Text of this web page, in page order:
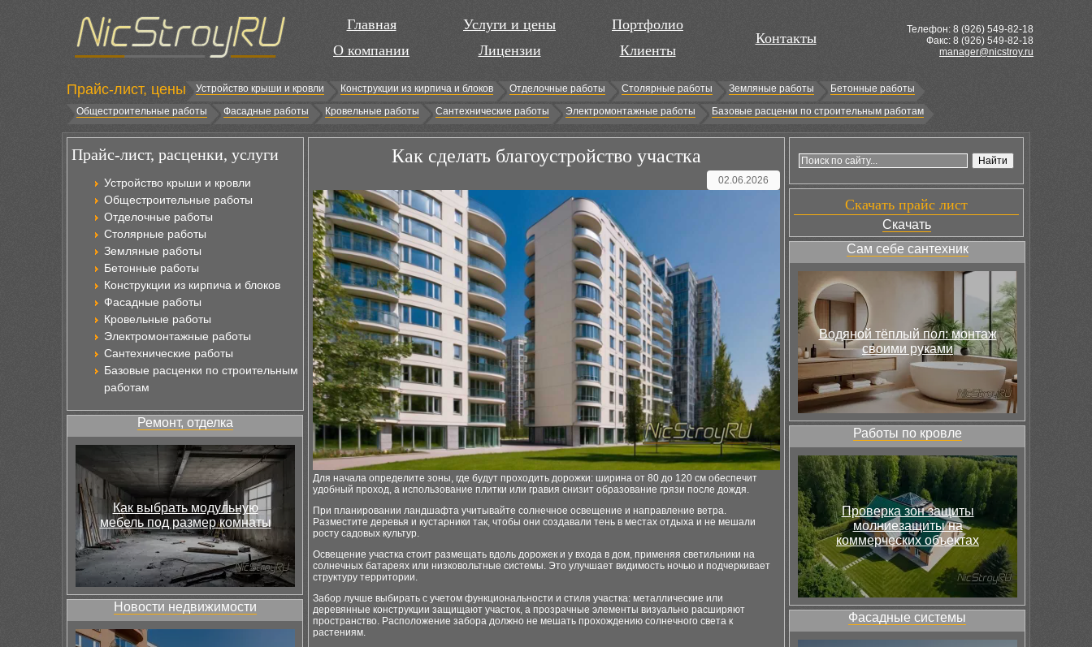
Главная
О компании
Услуги и цены
Лицензии
Портфолио
Клиенты
Контакты
Телефон: 8 (926) 549-82-18
Факс: 8 (926) 549-82-18
manager@nicstroy.ru
Прайс-лист, цены Устройство крыши и кровли Конструкции из кирпича и блоков Отделочные работы Столярные работы Земляные работы
Бетонные работы
Общестроительные работы
Фасадные работы Кровельные работы Сантехнические работы Электромонтажные работы Базовые расценки по строительным работам
Прайс-лист, расценки, услуги
Устройство крыши и кровли
Общестроительные работы
Отделочные работы
Столярные работы
Земляные работы
Бетонные работы
Конструкции из кирпича и блоков
Фасадные работы
Кровельные работы
Электромонтажные работы
Сантехнические работы
Базовые расценки по строительным
работам
Ремонт, отделка
Как выбрать модульную
мебель под размер комнаты
Новости недвижимости
Как сделать благоустройство участка
02.06.2026
Для начала определите зоны, где будут проходить дорожки: ширина от 80 до 120 см обеспечит
удобный проход, а использование плитки или гравия снизит образование грязи после дождя.
При планировании ландшафта учитывайте солнечное освещение и направление ветра.
Разместите деревья и кустарники так, чтобы они создавали тень в местах отдыха и не мешали
росту садовых культур.
Освещение участка стоит размещать вдоль дорожек и у входа в дом, применяя светильники на
солнечных батареях или низковольтные системы. Это улучшает видимость ночью и подчеркивает
структуру территории.
Забор лучше выбирать с учетом функциональности и стиля участка: металлические или
деревянные конструкции защищают участок, а прозрачные элементы визуально расширяют
пространство. Расположение забора должно не мешать прохождению солнечного света к
растениям.
Скачать прайс лист
Скачать
Сам себе сантехник
Водяной тёплый пол: монтаж
своими руками
Работы по кровле
Проверка зон защиты
молниезащиты на
коммерческих объектах
Фасадные системы